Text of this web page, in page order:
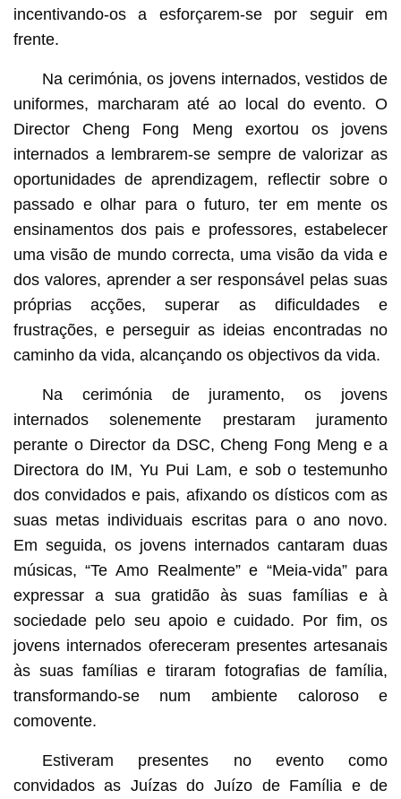
incentivando-os a esforçarem-se por seguir em
frente.
Na cerimónia, os jovens internados, vestidos de
uniformes, marcharam até ao local do evento. O
Director Cheng Fong Meng exortou os jovens
internados a lembrarem-se sempre de valorizar as
oportunidades de aprendizagem, reflectir sobre o
passado e olhar para o futuro, ter em mente os
ensinamentos dos pais e professores, estabelecer
uma visão de mundo correcta, uma visão da vida e
dos valores, aprender a ser responsável pelas suas
próprias acções, superar as dificuldades e
frustrações, e perseguir as ideias encontradas no
caminho da vida, alcançando os objectivos da vida.
Na cerimónia de juramento, os jovens
internados solenemente prestaram juramento
perante o Director da DSC, Cheng Fong Meng e a
Directora do IM, Yu Pui Lam, e sob o testemunho
dos convidados e pais, afixando os dísticos com as
suas metas individuais escritas para o ano novo.
Em seguida, os jovens internados cantaram duas
músicas, “Te Amo Realmente” e “Meia-vida” para
expressar a sua gratidão às suas famílias e à
sociedade pelo seu apoio e cuidado. Por fim, os
jovens internados ofereceram presentes artesanais
às suas famílias e tiraram fotografias de família,
transformando-se num ambiente caloroso e
comovente.
Estiveram presentes no evento como
convidados as Juízas do Juízo de Família e de